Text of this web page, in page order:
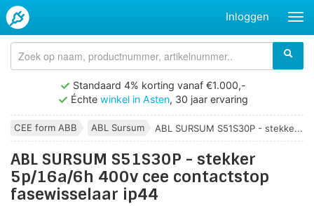
Inloggen
Standaard 4% korting vanaf €1.000,-
Échte winkel in Asten, 30 jaar ervaring
CEE form ABB ABL Sursum ABL SURSUM S51S30P - stekke...
ABL SURSUM S51S30P - stekker
5p/16a/6h 400v cee contactstop
fasewisselaar ip44